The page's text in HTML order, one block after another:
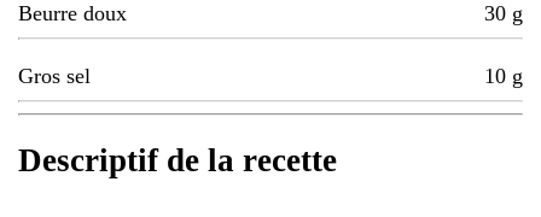
Beurre doux 30 g
Gros sel 10 g
Descriptif de la recette